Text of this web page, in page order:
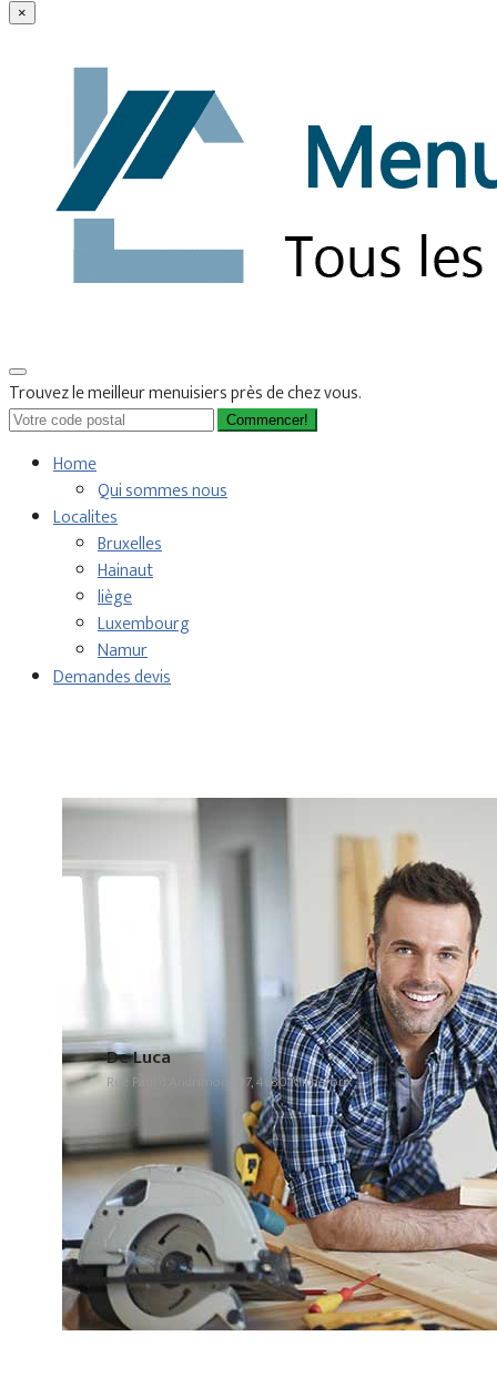
×
Trouvez le meilleur menuisiers près de chez vous.
Commencer!
Home
Qui sommes nous
Localites
Bruxelles
Hainaut
liège
Luxembourg
Namur
Demandes devis
De Luca
Rue Paul d'Andrimont 97, 4630 Micheroux